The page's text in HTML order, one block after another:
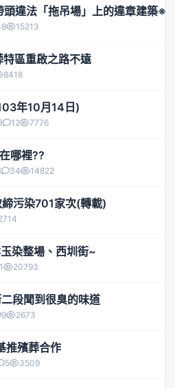
違法「拖吊場」上的違章建築※
15213
區重啟之路不遠
8418
年10月14日)
12 7776
哪裡??
34 14822
締污染701家次(轉載)
染整場、西圳街~
20793
段聞到很臭的味道
9 2673
推殯葬合作
5 3509